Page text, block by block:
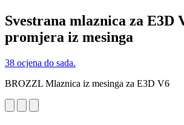
Svestrana mlaznica za E3D
promjera iz mesinga
38 ocjena do sada.
BROZZL Mlaznica iz mesinga za E3D V6